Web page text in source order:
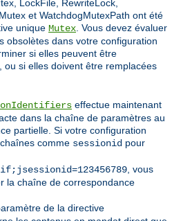
LockFile, RewriteLock,
et WatchdogMutexPath ont été
unique Mutex . Vous devez évaluer
obsolètes dans votre configuration
si elles peuvent être
ou si elles doivent être remplacées
effectue maintenant
dans la chaîne de paramètres au
partielle. Si votre configuration
comme sessionid pour
, vous
la chaîne de correspondance
de la directive